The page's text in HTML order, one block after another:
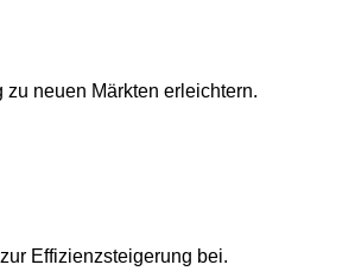
neuen Märkten erleichtern.
Effizienzsteigerung bei.